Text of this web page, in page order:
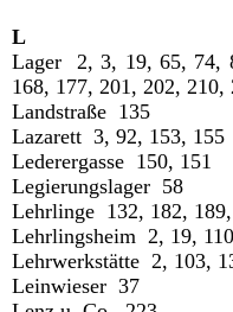
L
Lager 2, 3, 19, 65, 74,
168, 177, 201, 202, 210,
Landstraße 135
Lazarett 3, 92, 153, 155
Lederergasse 150, 151
Legierungslager 58
Lehrlinge 132, 182,
Lehrlingsheim 2, 19,
Lehrwerkstätte 2, 103,
Leinwieser 37